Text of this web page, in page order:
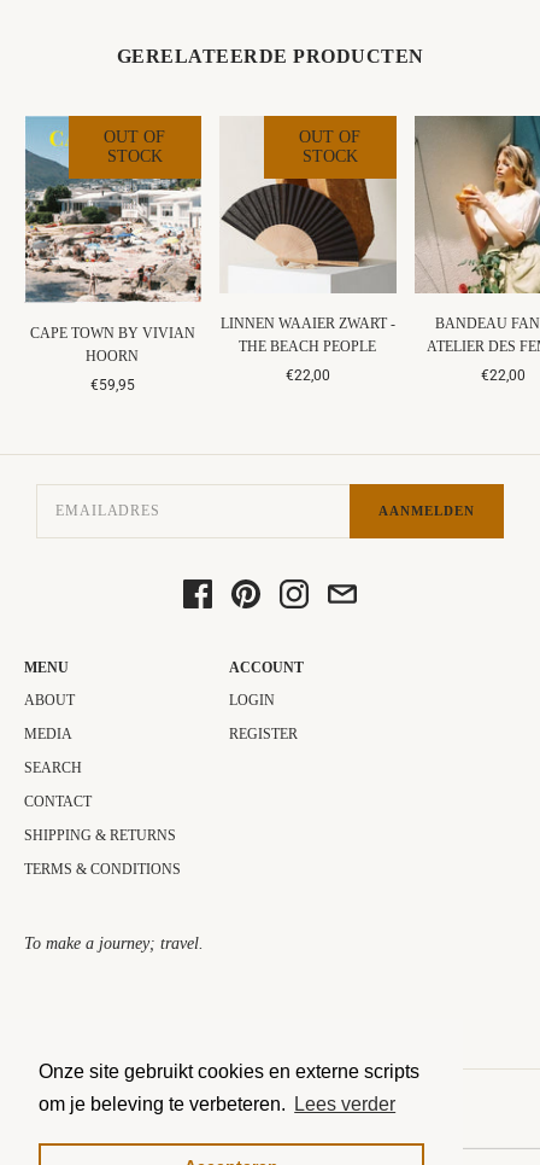
Onze site gebruikt cookies en externe scripts
om je beleving te verbeteren.
Lees verder
GERELATEERDE PRODUCTEN
OUT OF
STOCK
CAPE TOWN BY VIVIAN
HOORN
€59,95
OUT OF
STOCK
LINNEN WAAIER ZWART -
THE BEACH PEOPLE
€22,00
BANDEAU
ATELIER DES
€22,00
AANMELDEN
MENU
ABOUT
MEDIA
SEARCH
CONTACT
SHIPPING & RETURNS
TERMS & CONDITIONS
ACCOUNT
LOGIN
REGISTER
To make a journey; travel.​
COPYRIGHT © 2026 THE JOURNEY COLLECTOR.